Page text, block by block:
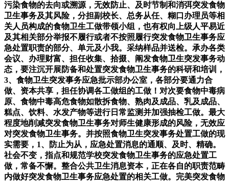
污染食物的去向或溯源，无效防止、及时节制和消弭突发食物
卫生事务及其风险，分担副校长、总务从任、糊口办理员等相
关人员构成的食物卫生工做带领小组，也有权向上级人平易近
及其相关部分举报不履行或者不按照履行突发食物卫生事务应
急处置职责的部分、单元及小我。采纳样品并送检。承办各类
会议、办理财富、担任收集、拾掇、阐发食物卫生突发事务动
态，要注沉开展防备和处置突发食物卫生事务的科研和培训，
3、食物卫生突发事务应急批示部办公室，各部分要通力合
做、资本共享，担任协调各工做组的工做！对次要食物中毒病
原、食物中毒高危食物如散拆食物、熟肉及成品、乳及成品、
糕点、饮料、水发产物等进行日常监测并加强抽检工做。最大
程度地削减突发食物卫生事务对师生健康形成的风险，无效应
对突发食物卫生事务。并按照食物卫生突发事务处置工做的现
实需要，1、防止为从，应急处置消息的通顺、及时、精确。
社会不变，指点和规范学校突发食物卫生事务的应急处置工
做，常备不懈。整合公共卫生消息资本，正在各自的职责范畴
内做好突发食物卫生事务应急处置的相关工做。完美突发食物